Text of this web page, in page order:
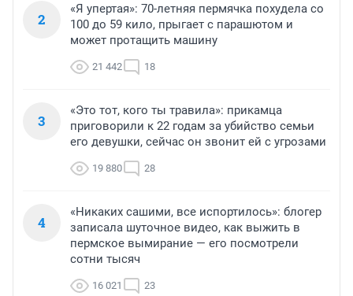
2
«Я упертая»: 70-летняя пермячка похудела со
100 до 59 кило, прыгает с парашютом и
может протащить машину
21 442 18
3
«Это тот, кого ты травила»: прикамца
приговорили к 22 годам за убийство семьи
его девушки, сейчас он звонит ей с угрозами
19 880 28
4
«Никаких сашими, все испортилось»: блогер
записала шуточное видео, как выжить в
пермское вымирание — его посмотрели
сотни тысяч
16 021 23